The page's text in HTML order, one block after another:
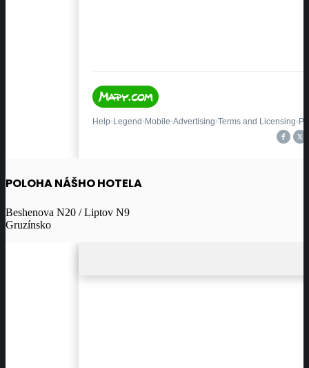
POLOHA NÁŠHO HOTELA
Beshenova N20 / Liptov N9
Gruzínsko